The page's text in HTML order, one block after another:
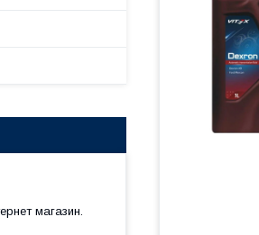
магазин.